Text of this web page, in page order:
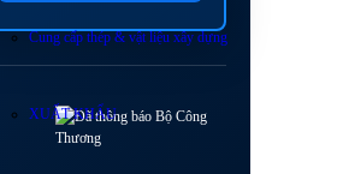
Cung cấp thép & vật liệu xây dựng
XUẤT KHẨU